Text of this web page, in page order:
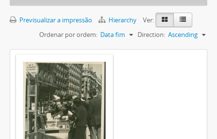
Previsualizar a impressão Hierarchy
Ver:
Ordenar por ordem: Data fim Direction: Ascending